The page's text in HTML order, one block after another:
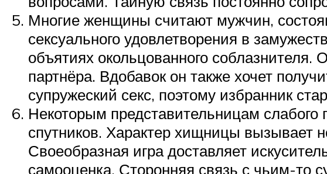
Многие женщины считают мужчин,
сексуального удовлетворения в
объятиях окольцованного соблазнителя.
партнёра. Вдобавок он также хочет
супружеский секс, поэтому избранник
Некоторым представительницам слабого
спутников. Характер хищницы вызывает
Своеобразная игра доставляет
самооценка. Сторонняя связь с чьим-то